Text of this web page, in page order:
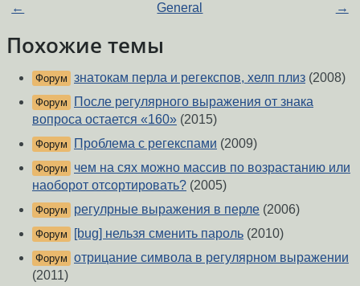
← General →
Похожие темы
Форум знатокам перла и регекспов, хелп плиз (2008)
Форум
После регулярного выражения от знака
вопроса остается «160» (2015)
Форум Проблема с регекспами (2009)
Форум
чем на сях можно массив по возрастанию или
наоборот отсортировать? (2005)
Форум регулрные выражения в перле (2006)
Форум [bug] нельзя сменить пароль (2010)
Форум отрицание символа в регулярном выражении
(2011)